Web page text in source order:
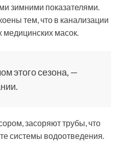
зимними показателями.
тем, что в канализации
масок.
этого сезона, —
засоряют трубы, что
системы водоотведения.